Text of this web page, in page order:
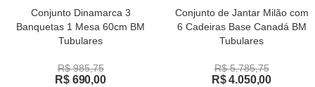
Conjunto Dinamarca 3
Banquetas 1 Mesa 60cm BM
Tubulares
R$ 985,75
R$ 690,00
Conjunto de Jantar Milão com
6 Cadeiras Base Canadá BM
Tubulares
R$ 5.785,75
R$ 4.050,00